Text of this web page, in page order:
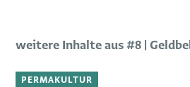
weitere Inhalte aus #8 |
PERMAKULTUR